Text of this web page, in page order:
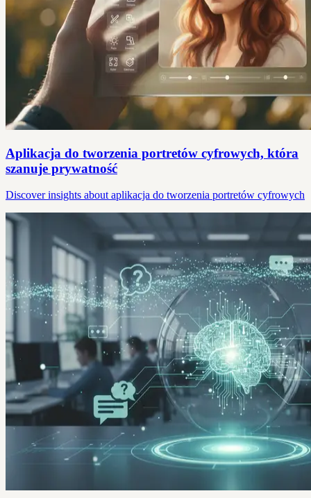
Aplikacja do tworzenia portretów cyfrowych, która
szanuje prywatność
Discover insights about aplikacja do tworzenia portretów cyfrowych